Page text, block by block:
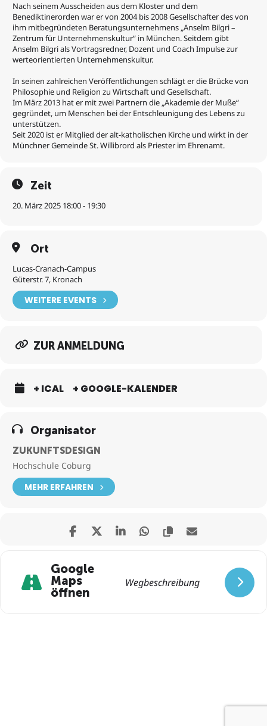
Nach seinem Ausscheiden aus dem Kloster und dem
Benediktinerorden war er von 2004 bis 2008 Gesellschafter desvon
ihm mitbegründeten Beratungsunternehmens „Anselm Bilgri –
Zentrumfür Unternehmenskultur“ in München. Seitdem gibt
Anselm Bilgri alsVortragsredner, Dozent und Coach Impulse zur
werteorientierten Unternehmenskultur.
In seinen zahlreichen Veröffentlichungen schlägt er die Brücke von
Philosophie und Religion zu Wirtschaft und Gesellschaft.
Im März 2013 hat er mit zwei Partnern die „Akademie der Muße“
gegründet, um Menschen bei der Entschleunigung des Lebens zu
unterstützen.
Seit 2020 ist er Mitglied deralt-katholischen Kirche und wirkt in der
Münchner Gemeinde St.Willibrord als Priester im Ehrenamt.
Zeit
20. März 2025 18:00 - 19:30
Ort
Lucas-Cranach-Campus
Güterstr. 7, Kronach
WEITERE EVENTS
ZUR ANMELDUNG
+ ICAL + GOOGLE-KALENDER
Organisator
ZUKUNFTSDESIGN
Hochschule Coburg
MEHR ERFAHREN
Google
Maps
öffnen